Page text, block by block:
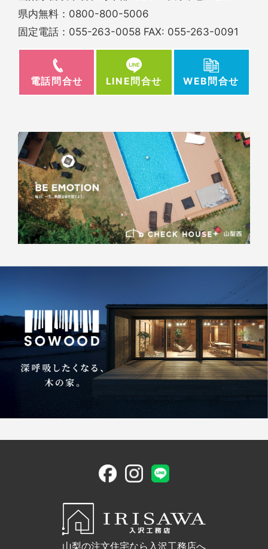
県内無料： 0800-800-5006
固定電話： 055-263-0058 FAX: 055-263-0091
電話問合せ LINE問合せ WEB問合せ
山梨の注文住宅なら入沢工務店へ